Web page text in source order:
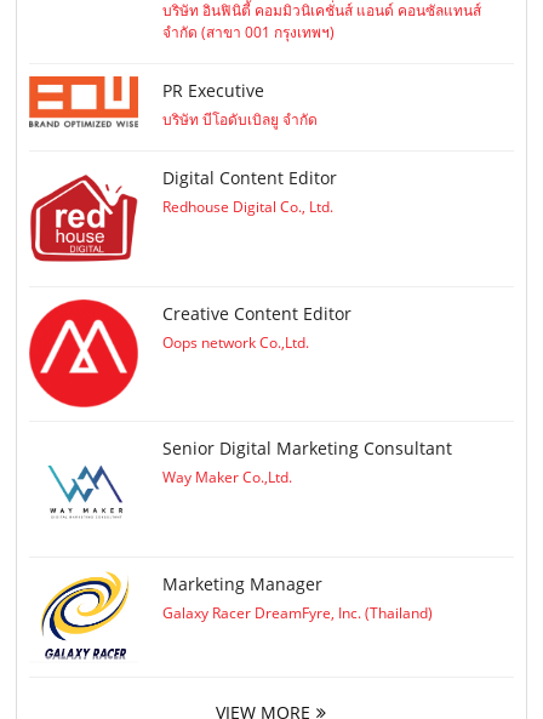
บริษัท อินฟินิตี้ คอมมิวนิเคชั่นส์ แอนด์ คอนซัลแทนส์
จำกัด (สาขา 001 กรุงเทพฯ)
PR Executive
บริษัท บีโอดับเบิลยู จำกัด
Digital Content Editor
Redhouse Digital Co., Ltd.
Creative Content Editor
Oops network Co.,Ltd.
Senior Digital Marketing Consultant
Way Maker Co.,Ltd.
Marketing Manager
Galaxy Racer DreamFyre, Inc. (Thailand)
VIEW MORE